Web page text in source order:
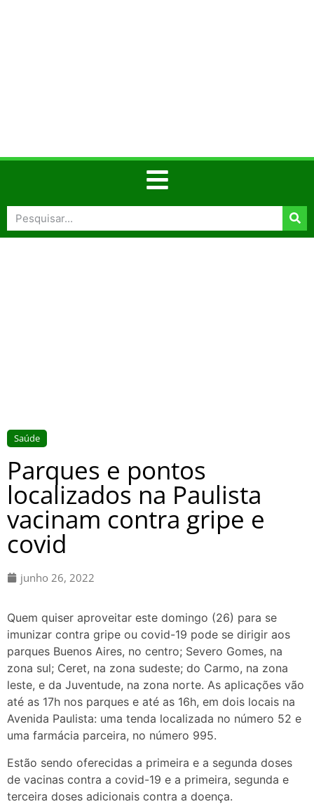
Saúde
Parques e pontos
localizados na Paulista
vacinam contra gripe e
covid
junho 26, 2022
Quem quiser aproveitar este domingo (26) para se
imunizar contra gripe ou covid-19 pode se dirigir aos
parques Buenos Aires, no centro; Severo Gomes, na
zona sul; Ceret, na zona sudeste; do Carmo, na zona
leste, e da Juventude, na zona norte. As aplicações vão
até as 17h nos parques e até as 16h, em dois locais na
Avenida Paulista: uma tenda localizada no número 52 e
uma farmácia parceira, no número 995.
Estão sendo oferecidas a primeira e a segunda doses
de vacinas contra a covid-19 e a primeira, segunda e
terceira doses adicionais contra a doença.